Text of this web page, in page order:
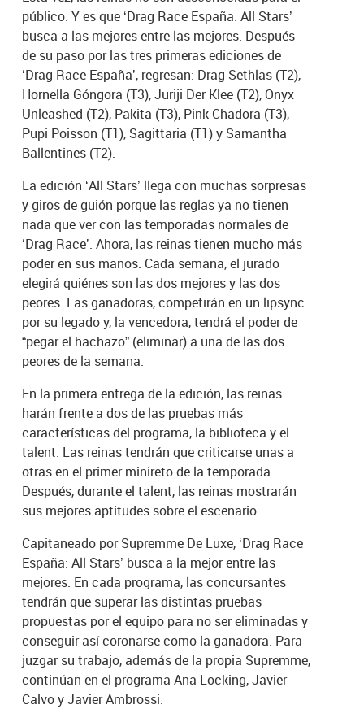
público. Y es que ‘Drag Race España: All Stars’
busca a las mejores entre las mejores. Después
de su paso por las tres primeras ediciones de
‘Drag Race España’, regresan: Drag Sethlas (T2),
Hornella Góngora (T3), Juriji Der Klee (T2), Onyx
Unleashed (T2), Pakita (T3), Pink Chadora (T3),
Pupi Poisson (T1), Sagittaria (T1) y Samantha
Ballentines (T2).
La edición ‘All Stars’ llega con muchas sorpresas
y giros de guión porque las reglas ya no tienen
nada que ver con las temporadas normales de
‘Drag Race’. Ahora, las reinas tienen mucho más
poder en sus manos. Cada semana, el jurado
elegirá quiénes son las dos mejores y las dos
peores. Las ganadoras, competirán en un lipsync
por su legado y, la vencedora, tendrá el poder de
“pegar el hachazo” (eliminar) a una de las dos
peores de la semana.
En la primera entrega de la edición, las reinas
harán frente a dos de las pruebas más
características del programa, la biblioteca y el
talent. Las reinas tendrán que criticarse unas a
otras en el primer minireto de la temporada.
Después, durante el talent, las reinas mostrarán
sus mejores aptitudes sobre el escenario.
Capitaneado por Supremme De Luxe, ‘Drag Race
España: All Stars’ busca a la mejor entre las
mejores. En cada programa, las concursantes
tendrán que superar las distintas pruebas
propuestas por el equipo para no ser eliminadas y
conseguir así coronarse como la ganadora. Para
juzgar su trabajo, además de la propia Supremme,
continúan en el programa Ana Locking, Javier
Calvo y Javier Ambrossi.